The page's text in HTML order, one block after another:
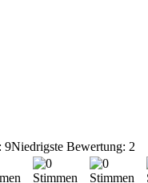
9Niedrigste Bewertung: 2